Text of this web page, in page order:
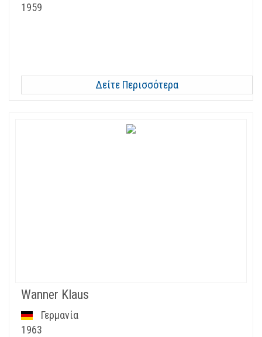
1959
Δείτε Περισσότερα
Wanner Klaus
Γερμανία
1963